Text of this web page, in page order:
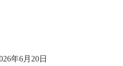
年6月20日